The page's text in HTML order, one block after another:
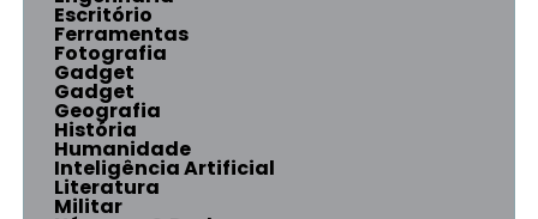
Escritório
Ferramentas
Fotografia
Gadget
Gadget
Geografia
História
Humanidade
Inteligência Artificial
Literatura
Militar